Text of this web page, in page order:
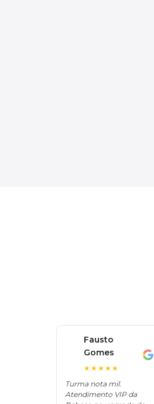
Fausto
Gomes
★★★★★
Turma nota mil.
Atendimento VIP da